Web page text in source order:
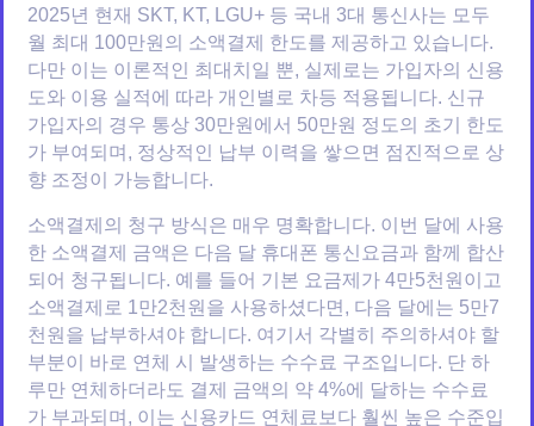
2025년 현재 SKT, KT, LGU+ 등 국내 3대 통신사는 모두
월 최대 100만원의 소액결제 한도를 제공하고 있습니다.
다만 이는 이론적인 최대치일 뿐, 실제로는 가입자의 신용
도와 이용 실적에 따라 개인별로 차등 적용됩니다. 신규
가입자의 경우 통상 30만원에서 50만원 정도의 초기 한도
가 부여되며, 정상적인 납부 이력을 쌓으면 점진적으로 상
향 조정이 가능합니다.
소액결제의 청구 방식은 매우 명확합니다. 이번 달에 사용
한 소액결제 금액은 다음 달 휴대폰 통신요금과 함께 합산
되어 청구됩니다. 예를 들어 기본 요금제가 4만5천원이고
소액결제로 1만2천원을 사용하셨다면, 다음 달에는 5만7
천원을 납부하셔야 합니다. 여기서 각별히 주의하셔야 할
부분이 바로 연체 시 발생하는 수수료 구조입니다. 단 하
루만 연체하더라도 결제 금액의 약 4%에 달하는 수수료
가 부과되며, 이는 신용카드 연체료보다 훨씬 높은 수준입